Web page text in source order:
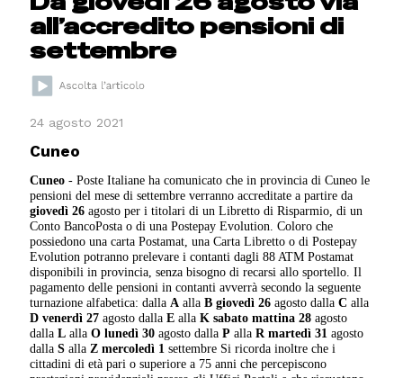
all’accredito pensioni di
settembre
24 agosto 2021
Cuneo
Cuneo - Poste Italiane ha comunicato che in provincia di Cuneo le
pensioni del mese di settembre verranno accreditate a partire da
giovedì 26 agosto per i titolari di un Libretto di Risparmio, di un
Conto BancoPosta o di una Postepay Evolution. Coloro che
possiedono una carta Postamat, una Carta Libretto o di Postepay
Evolution potranno prelevare i contanti dagli 88 ATM Postamat
disponibili in provincia, senza bisogno di recarsi allo sportello. Il
pagamento delle pensioni in contanti avverrà secondo la seguente
turnazione alfabetica: dalla A allaB giovedì 26agosto dallaC alla
D venerdì 27 agosto dallaE allaK sabato mattina 28 agosto
dallaL allaO lunedì 30 agosto dallaP alla R martedì 31 agosto
dallaS alla Z mercoledì 1 settembre Si ricorda inoltre che i
cittadini di età pari o superiore a 75 anni che percepiscono